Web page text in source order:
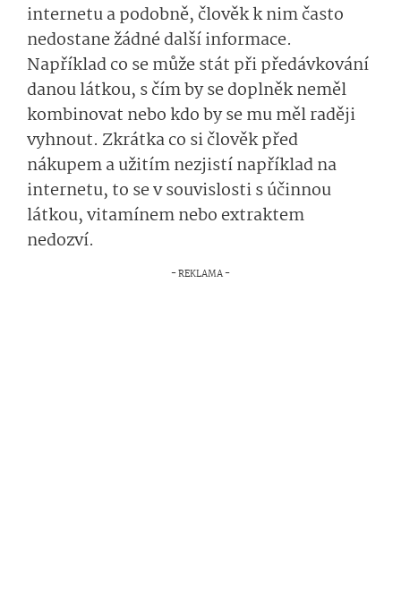
internetu a podobně, člověk k nim často
nedostane žádné další informace.
Například co se může stát při předávkování
danou látkou, s čím by se doplněk neměl
kombinovat nebo kdo by se mu měl raději
vyhnout. Zkrátka co si člověk před
nákupem a užitím nezjistí například na
internetu, to se v souvislosti s účinnou
látkou, vitamínem nebo extraktem
nedozví.